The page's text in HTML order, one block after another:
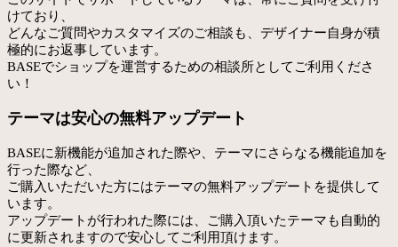
けており、
どんなご質問やカスタマイズのご相談も、デザイナー自身が積
極的にお返事しています。
BASEでショップを運営するための相談所としてご利用くださ
い！
テーマは安心の無料アップデート
BASEに新機能が追加された際や、テーマにさらなる機能追加を
行った際など、
ご購入いただいた方にはテーマの無料アップデートを提供して
います。
アップデートが行われた際には、ご購入頂いたテーマも自動的
に更新されますので安心してご利用頂けます。